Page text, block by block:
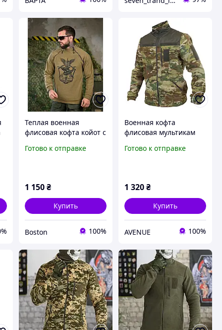
Теплая военная
флисовая кофта койот с
военная кофта флиска,
Готово к отправке
1 150 ₴
Купить
Boston 100%
Военная кофта
флисовая мультикам
Готово к отправке
1 320₴
Купить
AVENUE 100%